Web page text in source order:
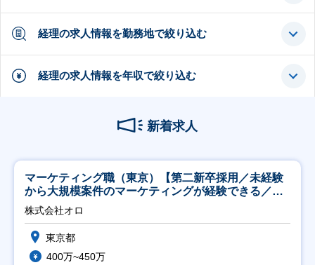
経理の求人情報を勤務地で絞り込む
経理の求人情報を年収で絞り込む
新着求人
マーケティング職（東京）【第二新卒採用／未経験
から大規模案件のマーケティングが経験できる／研
修充実】
株式会社オロ
東京都
400万~450万